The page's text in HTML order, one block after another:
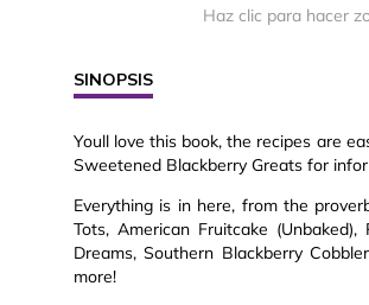
Haz clic para hacer
SINOPSIS
Youll love this book, the recipes are
Sweetened Blackberry Greats for
Everything is in here, from the
Tots, American Fruitcake
Dreams, Southern Blackberry
more!